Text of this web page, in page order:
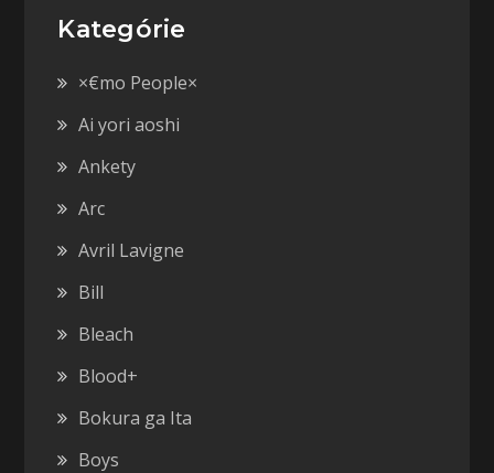
Kategórie
×€mo People×
Ai yori aoshi
Ankety
Arc
Avril Lavigne
Bill
Bleach
Blood+
Bokura ga Ita
Boys